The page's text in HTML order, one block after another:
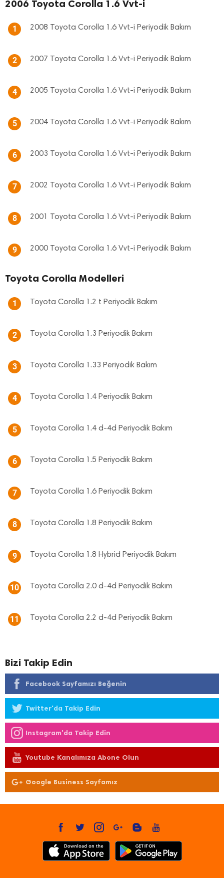
2006 Toyota Corolla 1.6 Vvt-i
1 2008 Toyota Corolla 1.6 Vvt-i Periyodik Bakım
2 2007 Toyota Corolla 1.6 Vvt-i Periyodik Bakım
4 2005 Toyota Corolla 1.6 Vvt-i Periyodik Bakım
5 2004 Toyota Corolla 1.6 Vvt-i Periyodik Bakım
6 2003 Toyota Corolla 1.6 Vvt-i Periyodik Bakım
7 2002 Toyota Corolla 1.6 Vvt-i Periyodik Bakım
8 2001 Toyota Corolla 1.6 Vvt-i Periyodik Bakım
9 2000 Toyota Corolla 1.6 Vvt-i Periyodik Bakım
Toyota Corolla Modelleri
1 Toyota Corolla 1.2 t Periyodik Bakım
2 Toyota Corolla 1.3 Periyodik Bakım
3 Toyota Corolla 1.33 Periyodik Bakım
4 Toyota Corolla 1.4 Periyodik Bakım
5 Toyota Corolla 1.4 d-4d Periyodik Bakım
6 Toyota Corolla 1.5 Periyodik Bakım
7 Toyota Corolla 1.6 Periyodik Bakım
8 Toyota Corolla 1.8 Periyodik Bakım
9 Toyota Corolla 1.8 Hybrid Periyodik Bakım
10 Toyota Corolla 2.0 d-4d Periyodik Bakım
11 Toyota Corolla 2.2 d-4d Periyodik Bakım
Bizi Takip Edin
Facebook Sayfamızı Beğenin
Twitter'da Takip Edin
Instagram'da Takip Edin
Youtube Kanalımıza Abone Olun
Google Business Sayfamız